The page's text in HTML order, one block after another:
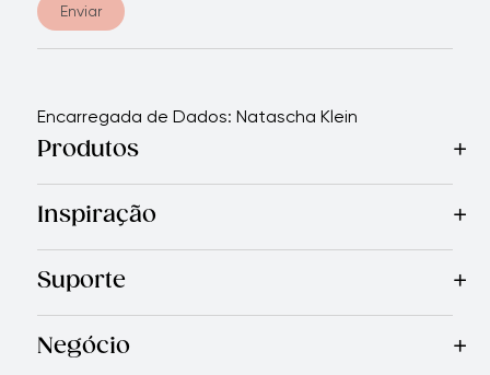
Enviar
Encarregada de Dados: Natascha Klein
Produtos
Mais VendidosCozinhaFacasTalheresEletrodomésticos
Inspiração
ReceitasBlogRevista Royal PrestigePrograma de
Suporte
Garantia LimitadaQuem SomosEntre em Contato
Negócio